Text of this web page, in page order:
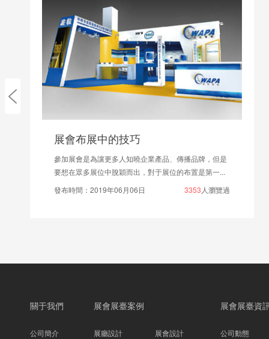
參加專業展銷會的一個重要環節就是確定搭建什么樣的
展位，這是一個公司的形象。 更重要的是，如果展臺...
發布時間：2022年04月21日
2430 人瀏覽過
關于我們
公司簡介
展會展臺案例
展廳設計
展會設計
展會展臺資
公司動態